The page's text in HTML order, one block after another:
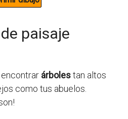
paisaje
árbolestan altos
como tus abuelos.